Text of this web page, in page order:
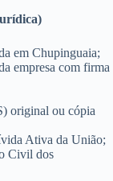
em Chupinguaia;
empresa com firma
original ou cópia
Ativa da União;
Civil dos